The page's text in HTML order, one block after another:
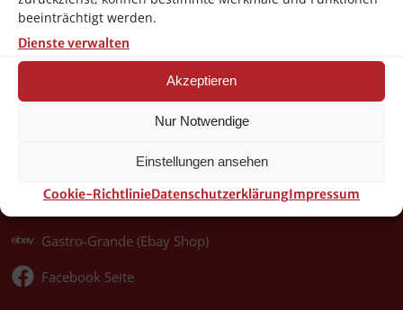
beeinträchtigt werden.
Dienste verwalten
Akzeptieren
Nur Notwendige
Einstellungen ansehen
Cookie-RichtlinieDatenschutzerklärungImpressum
Über Gastro Grande
Gastro-Grande Von-Galen-Str. 17
info@gastro-grande.de
02871-2421100
Gastro-Grande (Ebay Shop)
Facebook Seite